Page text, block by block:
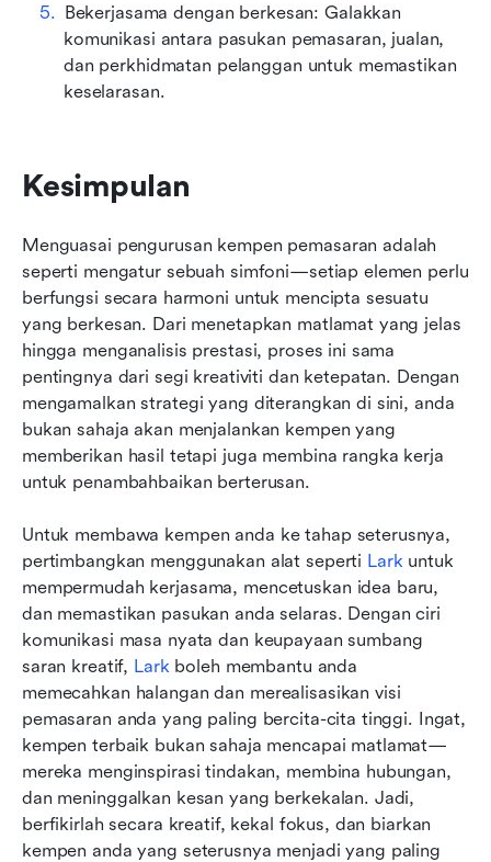
Bekerjasama dengan berkesan: Galakkan
komunikasi antara pasukan pemasaran, jualan,
dan perkhidmatan pelanggan untuk memastikan
keselarasan.
Kesimpulan
Menguasai pengurusan kempen pemasaran adalah
seperti mengatur sebuah simfoni—setiap elemen perlu
berfungsi secara harmoni untuk mencipta sesuatu
yang berkesan. Dari menetapkan matlamat yang jelas
hingga menganalisis prestasi, proses ini sama
pentingnya dari segi kreativiti dan ketepatan. Dengan
mengamalkan strategi yang diterangkan di sini, anda
bukan sahaja akan menjalankan kempen yang
memberikan hasil tetapi juga membina rangka kerja
untuk penambahbaikan berterusan.
Untuk membawa kempen anda ke tahap seterusnya,
pertimbangkan menggunakan alat seperti Lark untuk
mempermudah kerjasama, mencetuskan idea baru,
dan memastikan pasukan anda selaras. Dengan ciri
komunikasi masa nyata dan keupayaan sumbang
saran kreatif, Lark boleh membantu anda
memecahkan halangan dan merealisasikan visi
pemasaran anda yang paling bercita-cita tinggi. Ingat,
kempen terbaik bukan sahaja mencapai matlamat—
mereka menginspirasi tindakan, membina hubungan,
dan meninggalkan kesan yang berkekalan. Jadi,
berfikirlah secara kreatif, kekal fokus, dan biarkan
kempen anda yang seterusnya menjadi yang paling